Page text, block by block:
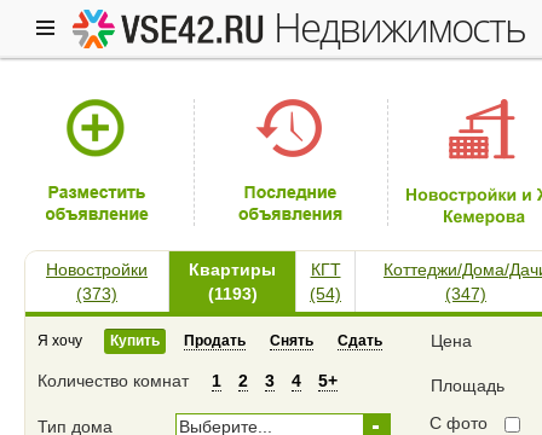
недвижимость
Новостройки
(373)
Квартиры
(1193)
КГТ
(54)
Коттеджи/Дома/
(347)
Я хочу Купить Продать Снять Сдать Цена
Количество комнат 1 2 3 4 5+ Площадь
Тип дома Выберите... С фото